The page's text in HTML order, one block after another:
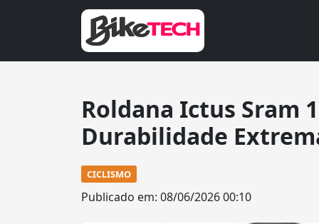
Roldana Ictus Sram
Durabilidade
CICLISMO
Publicado em: 08/06/2026 00:10